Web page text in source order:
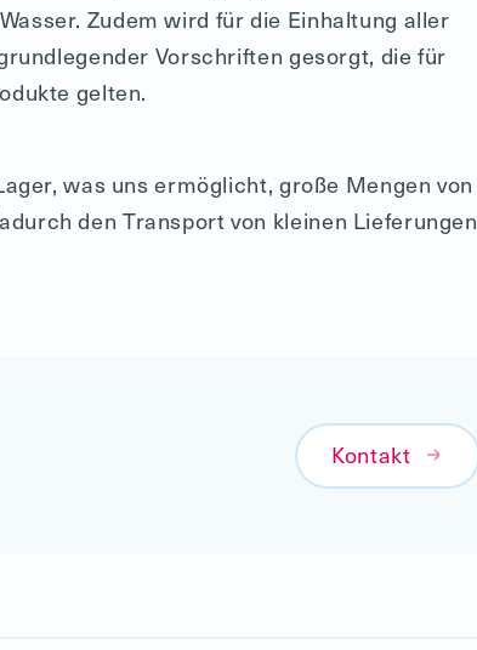
Zudem wird für die Einhaltung aller
Vorschriften gesorgt, die für
gelten.
was uns ermöglicht, große Mengen von
den Transport von kleinen Lieferungen
Kontakt